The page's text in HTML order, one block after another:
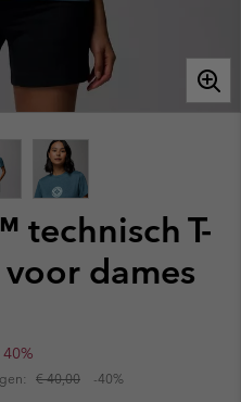
technisch T-
dames
€ 40,00 -40%